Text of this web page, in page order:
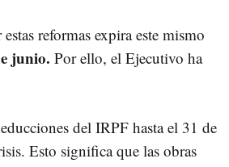
reformas expira este mismo
junio. Por ello, el Ejecutivo ha
del IRPF hasta el 31 de
Esto significa que las obras